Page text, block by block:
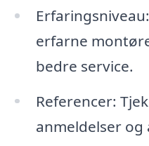
erfarne
bedre service.
Referencer:
anmeldelser og